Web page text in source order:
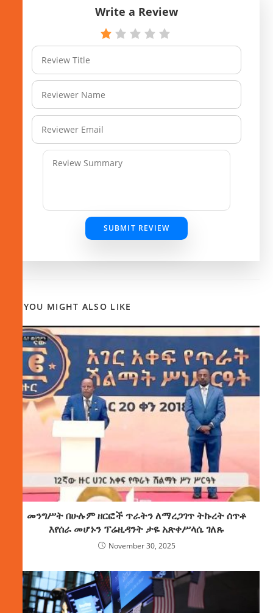
Write a Review
SUBMIT REVIEW
YOU MIGHT ALSO LIKE
መንግሥት በሁሉም ዘርፎች ጥራትን ለማረጋገጥ ትኩረት ሰጥቶ
እየሰራ መሆኑን ፕሬዚዳንት ታዬ አጽቀሥላሴ ገለጹ
November 30, 2025